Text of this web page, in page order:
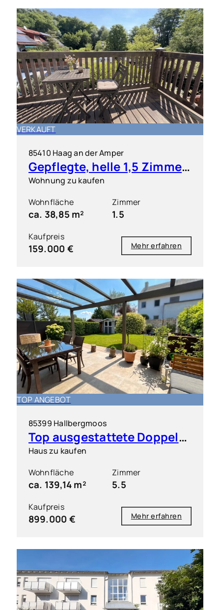
VERKAUFT
85410 Haag an der Amper
Gepflegte, helle 1,5 Zimmer-Wohnung mit S/O-Balkon
Wohnung zu kaufen
Wohnfläche
ca. 38,85 m²
Zimmer
1.5
Kaufpreis
159.000 € Mehr erfahren
TOP ANGEBOT
85399 Hallbergmoos
Top ausgestattete Doppelhaushälfte in sehr guter Lage
Haus zu kaufen
Wohnfläche
ca. 139,14 m²
Zimmer
5.5
Kaufpreis
899.000 € Mehr erfahren